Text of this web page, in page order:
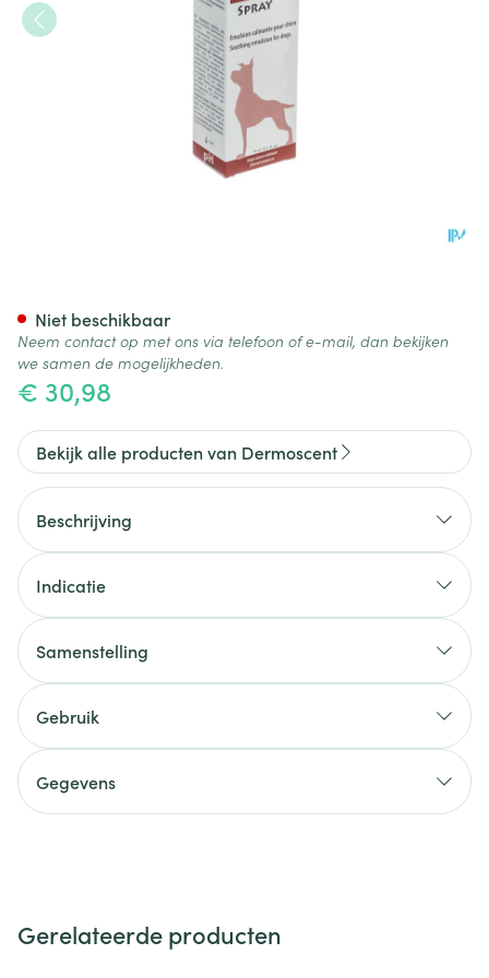
€ 30,98
Niet beschikbaar
Neem contact op met ons via telefoon of e-mail, dan bekijken
we samen de mogelijkheden.
Bekijk alle producten van Dermoscent
Beschrijving
Indicatie
Samenstelling
Gebruik
Gegevens
Gerelateerde producten